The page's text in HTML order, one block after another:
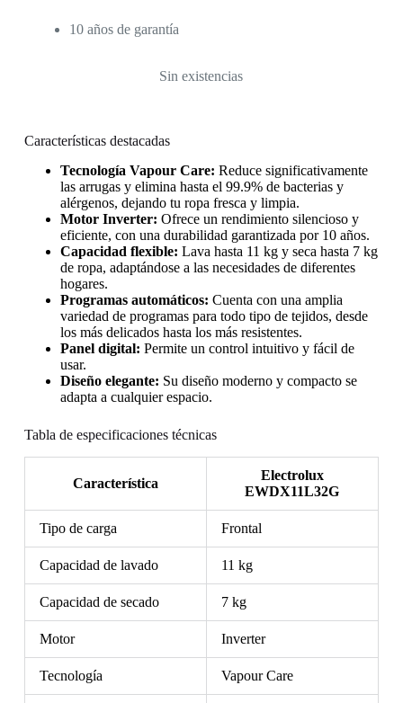
10 años de garantía
Sin existencias
Características destacadas
Tecnología Vapour Care: Reduce significativamente
las arrugas y elimina hasta el 99.9% de bacterias y
alérgenos, dejando tu ropa fresca y limpia.
Motor Inverter: Ofrece un rendimiento silencioso y
eficiente, con una durabilidad garantizada por 10 años.
Capacidad flexible: Lava hasta 11 kg y seca hasta 7 kg
de ropa, adaptándose a las necesidades de diferentes
hogares.
Programas automáticos: Cuenta con una amplia
variedad de programas para todo tipo de tejidos, desde
los más delicados hasta los más resistentes.
Panel digital: Permite un control intuitivo y fácil de
usar.
Diseño elegante: Su diseño moderno y compacto se
adapta a cualquier espacio.
Tabla de especificaciones técnicas
Característica
Electrolux
EWDX11L32G
Tipo de carga Frontal
Capacidad de lavado 11 kg
Capacidad de secado 7 kg
Motor Inverter
Tecnología Vapour Care